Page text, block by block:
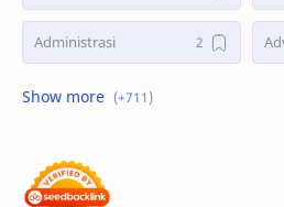
Administrasi
Advertorial